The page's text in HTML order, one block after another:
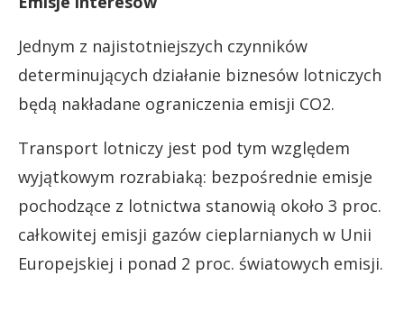
Jednym z najistotniejszych czynników
determinujących działanie biznesów lotniczych
będą nakładane ograniczenia emisji CO2.
Transport lotniczy jest pod tym względem
wyjątkowym rozrabiaką: bezpośrednie emisje
pochodzące z lotnictwa stanowią około 3 proc.
całkowitej emisji gazów cieplarnianych w Unii
Europejskiej i ponad 2 proc. światowych emisji.